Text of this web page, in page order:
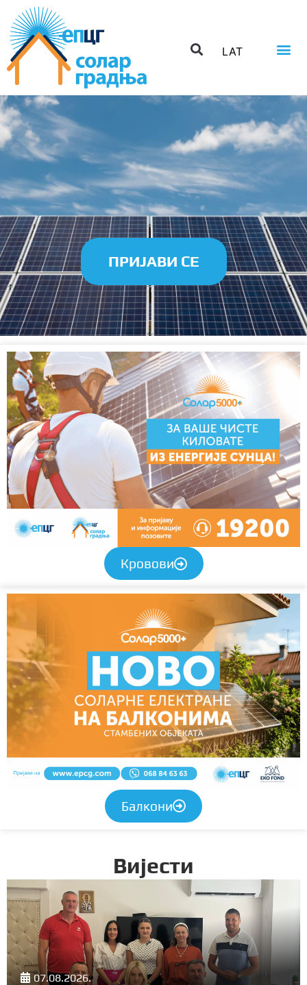
LAT
ПРИЈАВИ СЕ
Кровови
Балкони
Вијести
07.08.2026.